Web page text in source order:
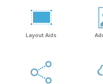
Layout Aids